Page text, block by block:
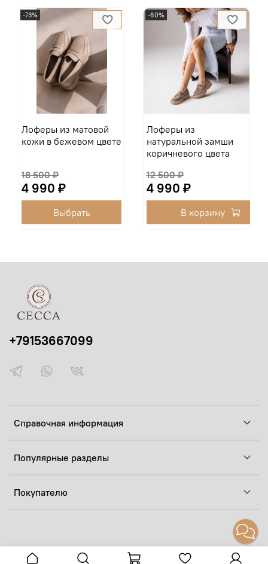
-73%
Лоферы из матовой
кожи в бежевом цвете
18 500 ₽
4 990 ₽
Выбрать
-60%
Лоферы из
натуральной замши
коричневого цвета
12 500 ₽
4 990 ₽
В корзину
Справочная информация
Популярные разделы
Покупателю
+79153667099